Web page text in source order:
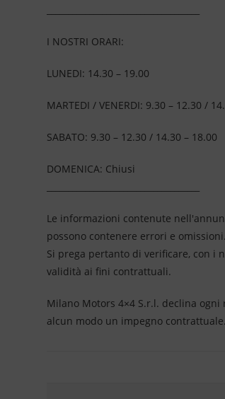
I NOSTRI ORARI:
LUNEDI: 14.30 – 19.00
MARTEDI / VENERDI: 9.30 – 12.30 /
SABATO: 9.30 – 12.30 / 14.30 – 18.00
DOMENICA: Chiusi
Le informazioni contenute
possono contenere errori e omissioni.
Si prega pertanto di verificare, con i
validità ai fini contrattuali.
Milano Motors 4×4 S.r.l. declina
alcun modo un impegno contrattuale.